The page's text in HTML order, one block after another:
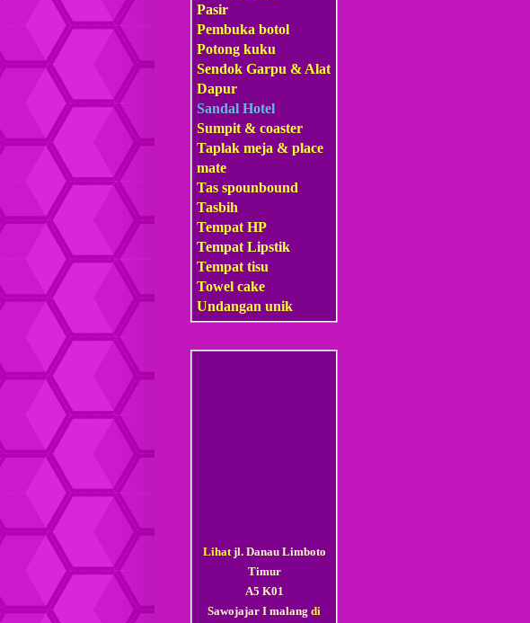
Pasir
Pembuka botol
Potong kuku
Sendok Garpu & Alat
Dapur
Sandal Hotel
Sumpit & coaster
Taplak meja & place
mate
Tas spounbound
Tasbih
Tempat HP
Tempat Lipstik
Tempat tisu
Towel cake
Undangan unik
Lihatjl. Danau Limboto
Timur
A5 K01
Sawojajar I malang di